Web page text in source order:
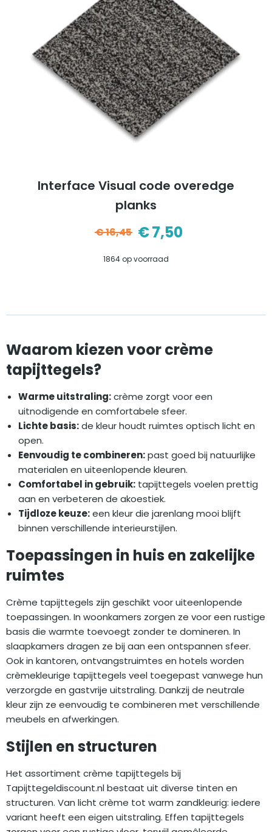
Interface Visual code overedge
planks
€16,45
Oorspronkelijke
prijs
€16,45.
€7,50
Huidige
prijs
€7,50.
1864 op voorraad
Waarom kiezen voor crème
tapijttegels?
Warme uitstraling:crème zorgt voor een
uitnodigende en comfortabele sfeer.
Lichte basis:de kleur houdt ruimtes optisch licht en
open.
Eenvoudig te combineren:past goed bij natuurlijke
materialen en uiteenlopende kleuren.
Comfortabel in gebruik: tapijttegels voelen prettig
aan en verbeteren de akoestiek.
Tijdloze keuze:een kleur die jarenlang mooi blijft
binnen verschillende interieurstijlen.
Toepassingen in huis en zakelijke
ruimtes
Crème tapijttegels zijn geschikt voor uiteenlopende
toepassingen. In woonkamers zorgen ze voor een rustige
basis die warmte toevoegt zonder te domineren. In
slaapkamers dragen ze bij aan een ontspannen sfeer.
Ook in kantoren, ontvangstruimtes en hotels worden
crèmekleurige tapijttegels veel toegepast vanwege hun
verzorgde en gastvrije uitstraling. Dankzij de neutrale
kleur zijn ze eenvoudig te combineren met verschillende
meubels en afwerkingen.
Stijlen en structuren
Het assortiment crème tapijttegels bij
Tapijttegeldiscount.nl bestaat uit diverse tinten en
structuren. Van licht crème tot warm zandkleurig: iedere
variant heeft een eigen uitstraling. Effen tapijttegels